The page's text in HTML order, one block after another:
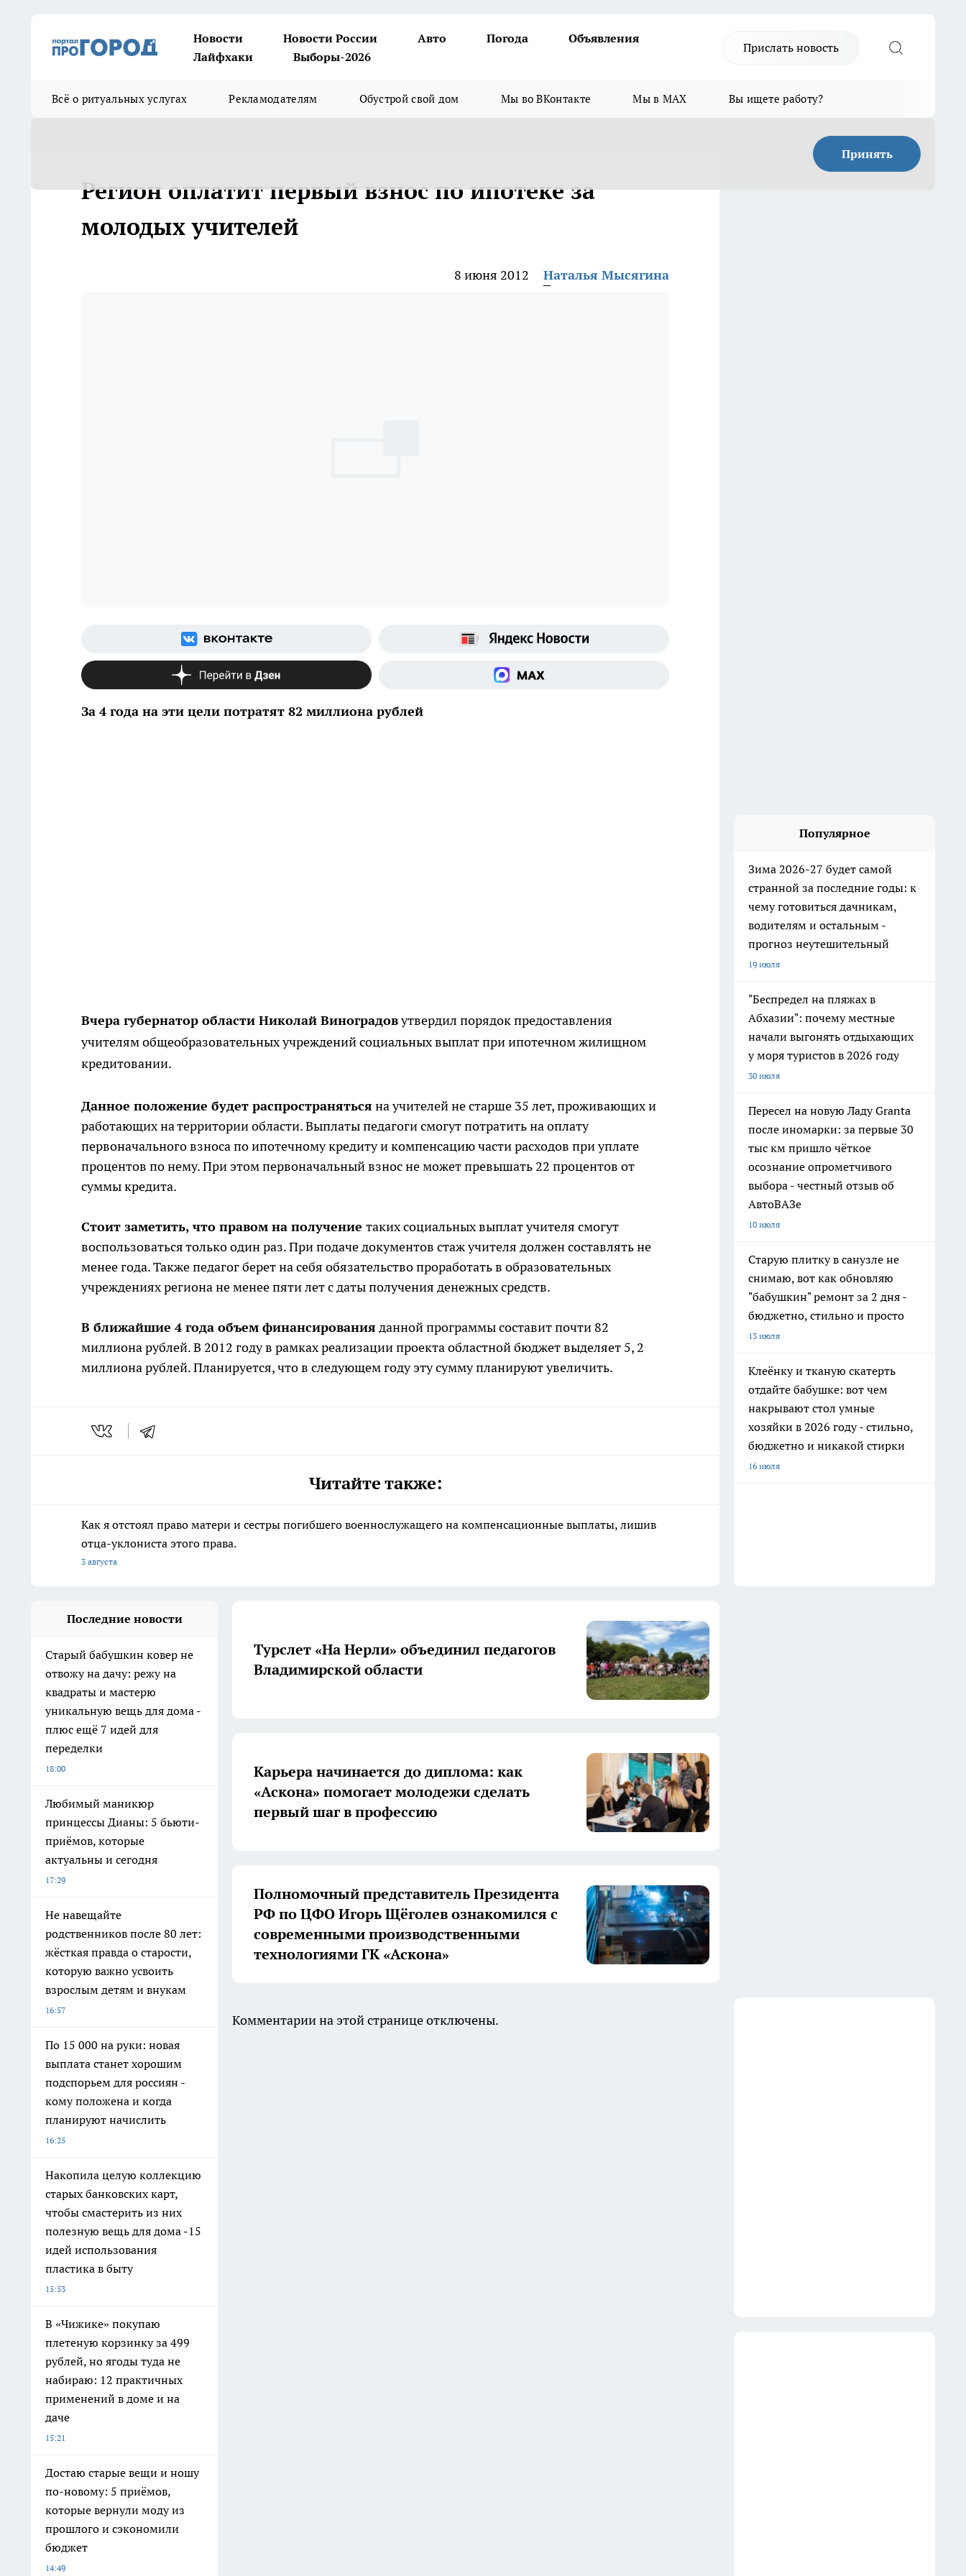
Новости Новости России Авто Погода
Объявления
Лайфхаки
Выборы-2026
Прислать новость
Всё о ритуальных услугах Рекламодателям Обустрой свой дом Мы во ВКонтакте Мы в MAX Вы ищете работу?
Принять
Регион оплатит первый взнос по ипотеке за
молодых учителей
8 июня 2012 Наталья Мысягина
За 4 года на эти цели потратят 82 миллиона рублей
Вчера губернатор области Николай Виноградовутвердил порядок предоставления
учителям общеобразовательных учреждений социальных выплат при ипотечном жилищном
кредитовании.
Данное положение будет распространяться на учителей не старше 35 лет, проживающих и
работающих на территории области. Выплаты педагоги смогут потратить на оплату
первоначального взноса по ипотечному кредиту и компенсацию части расходов при уплате
процентов по нему. При этом первоначальный взнос не может превышать 22 процентов от
суммы кредита.
Стоит заметить, что правом на получение таких социальных выплат учителя смогут
воспользоваться только один раз. При подаче документов стаж учителя должен составлять не
менее года. Также педагог берет на себя обязательство проработать в образовательных
учреждениях региона не менее пяти лет с даты получения денежных средств.
В ближайшие 4 года объем финансирования данной программы составит почти 82
миллиона рублей. В 2012 году в рамках реализации проекта областной бюджет выделяет 5, 2
миллиона рублей. Планируется, что в следующем году эту сумму планируют увеличить.
Читайте также:
Как я отстоял право матери и сестры погибшего военнослужащего на компенсационные выплаты, лишив
отца-уклониста этого права.
3 августа
Популярное
Зима 2026-27 будет самой
странной за последние годы: к
чему готовиться дачникам,
водителям и остальным -
прогноз неутешительный
19 июля
"Беспредел на пляжах в
Абхазии": почему местные
начали выгонять отдыхающих
у моря туристов в 2026 году
30 июля
Пересел на новую Ладу Granta
после иномарки: за первые 30
тыс км пришло чёткое
осознание опрометчивого
выбора - честный отзыв об
АвтоВАЗе
10 июля
Старую плитку в санузле не
снимаю, вот как обновляю
"бабушкин" ремонт за 2 дня -
бюджетно, стильно и просто
13 июля
Клеёнку и тканую скатерть
отдайте бабушке: вот чем
накрывают стол умные
хозяйки в 2026 году - стильно,
бюджетно и никакой стирки
16 июля
Последние новости
Старый бабушкин ковер не
отвожу на дачу: режу на
квадраты и мастерю
уникальную вещь для дома -
плюс ещё 7 идей для
переделки
18:00
Любимый маникюр
принцессы Дианы: 5 бьюти-
приёмов, которые
актуальны и сегодня
17:29
Не навещайте
родственников после 80 лет:
жёсткая правда о старости,
которую важно усвоить
взрослым детям и внукам
16:57
По 15 000 на руки: новая
выплата станет хорошим
подспорьем для россиян -
кому положена и когда
планируют начислить
16:25
Накопила целую коллекцию
старых банковских карт,
чтобы смастерить из них
полезную вещь для дома -15
идей использования
пластика в быту
15:53
В «Чижике» покупаю
плетеную корзинку за 499
рублей, но ягоды туда не
набираю: 12 практичных
применений в доме и на
даче
15:21
Достаю старые вещи и ношу
по-новому: 5 приёмов,
которые вернули моду из
прошлого и сэкономили
бюджет
14:49
Турслет «На Нерли» объединил педагогов
Владимирской области
Карьера начинается до диплома: как
«Аскона» помогает молодежи сделать
первый шаг в профессию
Полномочный представитель Президента
РФ по ЦФО Игорь Щёголев ознакомился с
современными производственными
технологиями ГК «Аскона»
Комментарии на этой странице отключены.